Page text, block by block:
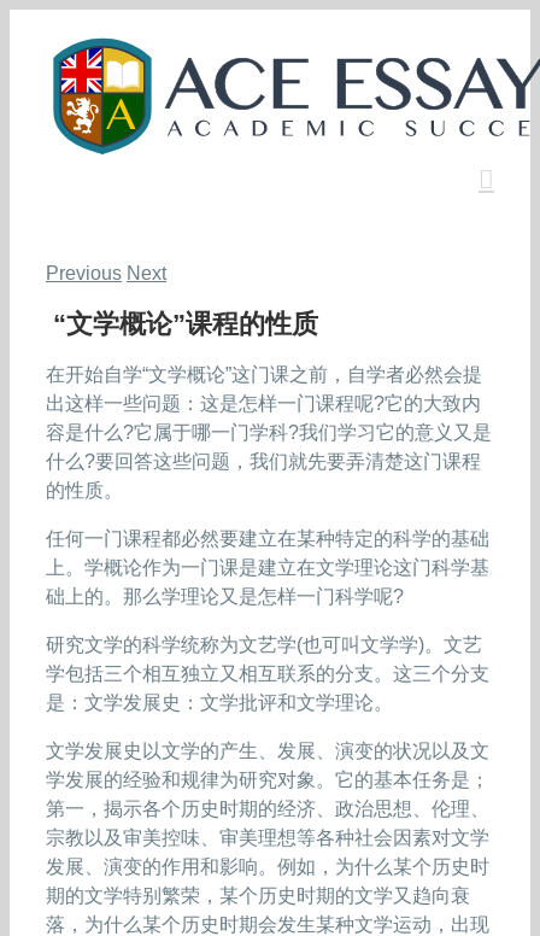
content
Previous Next
“文学概论”课程的性质
在开始自学“文学概论”这门课之前，自学者必然会提
出这样一些问题：这是怎样一门课程呢?它的大致内
容是什么?它属于哪一门学科?我们学习它的意义又是
什么?要回答这些问题，我们就先要弄清楚这门课程
的性质。
任何一门课程都必然要建立在某种特定的科学的基础
上。学概论作为一门课是建立在文学理论这门科学基
础上的。那么学理论又是怎样一门科学呢?
研究文学的科学统称为文艺学(也可叫文学学)。文艺
学包括三个相互独立又相互联系的分支。这三个分支
是：文学发展史：文学批评和文学理论。
文学发展史以文学的产生、发展、演变的状况以及文
学发展的经验和规律为研究对象。它的基本任务是；
第一，揭示各个历史时期的经济、政治思想、伦理、
宗教以及审美控味、审美理想等各种社会因素对文学
发展、演变的作用和影响。例如，为什么某个历史时
期的文学特别繁荣，某个历史时期的文学又趋向衰
落，为什么某个历史时期会发生某种文学运动，出现